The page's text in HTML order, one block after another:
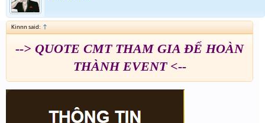
Kinnn said: ↑
--> QUOTE CMT THAM GIA ĐỂ HOÀN
THÀNH EVENT <--